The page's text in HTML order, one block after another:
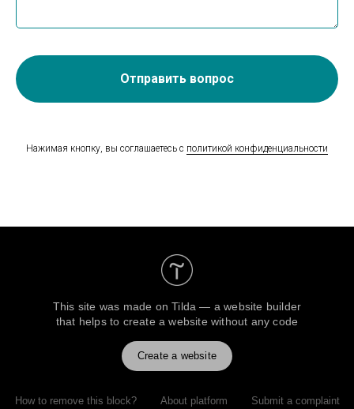
Отправить вопрос
Нажимая кнопку, вы соглашаетесь с политикой конфиденциальности
This site was made onTilda — a website builder
that helps to create a website without any code
Create a website
How to remove this block? About platform Submit a complaint